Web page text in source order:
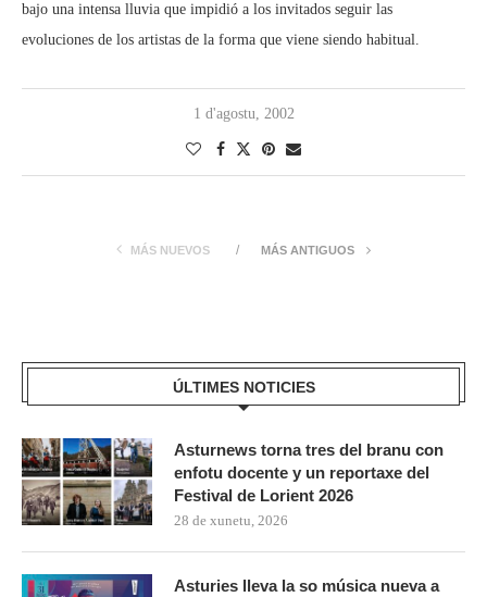
bajo una intensa lluvia que impidió a los invitados seguir las
evoluciones de los artistas de la forma que viene siendo habitual.
1 d'agostu, 2002
MÁS NUEVOS MÁS ANTIGUOS
ÚLTIMES NOTICIES
Asturnews torna tres del branu con
enfotu docente y un reportaxe del
Festival de Lorient 2026
28 de xunetu, 2026
Asturies lleva la so música nueva a